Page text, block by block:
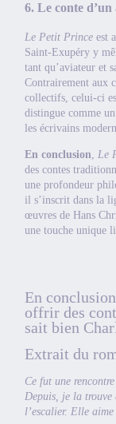
6. Le conte
Le Petit Princeest
Saint-Exupéry y
tant qu’aviateur et
Contrairement aux
collectifs, celui-ci
distingue comme un
les écrivains
En conclusion, Le
des contes
une profondeur
il s’inscrit dans la
œuvres de Hans
une touche unique
En
offrir des
sait bien
Extrait du
Ce fut une
Depuis, je la trouve
l’escalier. Elle aime